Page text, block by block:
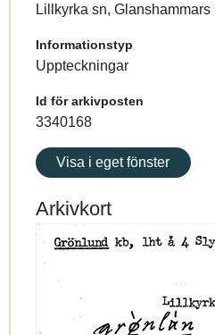
Lillkyrka sn,
Informationstyp
Uppteckningar
Id för arkivposten
3340168
Visa i eget fönster
Arkivkort